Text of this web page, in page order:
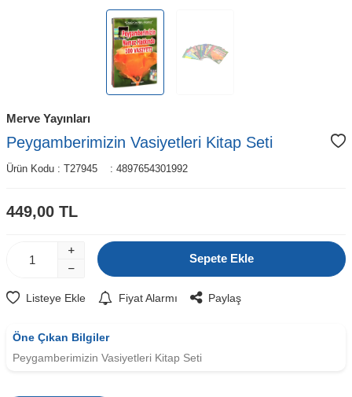
Merve Yayınları
Peygamberimizin Vasiyetleri Kitap Seti
Ürün Kodu : T27945 : 4897654301992
449,00 TL
Sepete Ekle
Listeye Ekle Fiyat Alarmı Paylaş
Öne Çıkan Bilgiler
Peygamberimizin Vasiyetleri Kitap Seti